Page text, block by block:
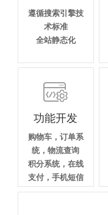
遵循搜索引擎技
术标准
全站静态化

功能开发
购物车，订单系
统，物流查询
积分系统，在线
支付，手机短信